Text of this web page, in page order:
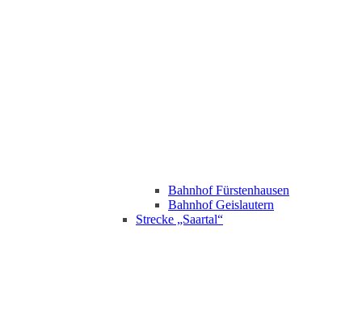
Bahnhof Fürstenhausen
Bahnhof Geislautern
Strecke „Saartal“